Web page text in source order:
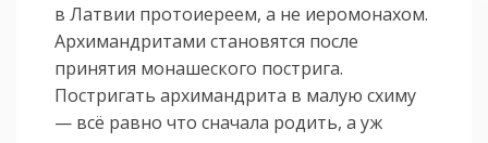
в Латвии протоиереем, а не иеромонахом.
Архимандритами становятся после
принятия монашеского пострига.
Постригать архимандрита в малую схиму
— всё равно что сначала родить, а уж